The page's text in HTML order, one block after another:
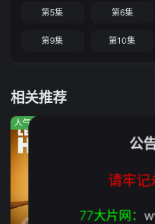
第5集 第6集
第9集 第10集
相关推荐
人气:921
公
请牢记
77大片网：